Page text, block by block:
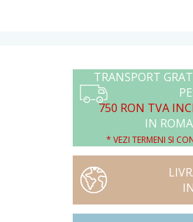
TRANSPORT
750 RON TVA
IN
* VEZI TERMENI SI